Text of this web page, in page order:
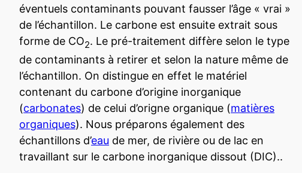
éventuels contaminants pouvant fausser l’âge « vrai »
de l’échantillon. Le carbone est ensuite extrait sous
forme de CO2. Le pré-traitement diffère selon le type
de contaminants à retirer et selon la nature même de
l’échantillon. On distingue en effet le matériel
contenant du carbone d’origine inorganique
(carbonates) de celui d’origne organique (matières
organiques). Nous préparons également des
échantillons d’eau de mer, de rivière ou de lac en
travaillant sur le carbone inorganique dissout (DIC)..